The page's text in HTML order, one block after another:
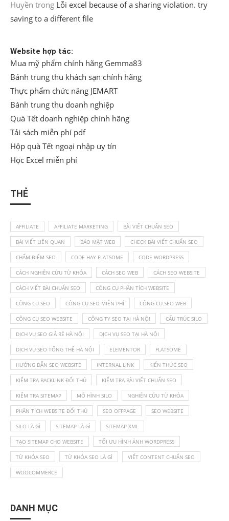
Huyền trong Lỗi excel because of a sharing violation. try
saving to a different file
Website hợp tác:
Mua mỹ phẩm chính hãng Gemma83
Bánh trung thu khách sạn chính hãng
Thực phẩm chức năng JEMART
Bánh trung thu doanh nghiệp
Quà Tết doanh nghiệp chính hãng
Tải sách miễn phí pdf
Hộp quà Tết ngoại nhập uy tín
Học Excel miễn phí
THẺ
AFFILIATE AFFILIATE MARKETING BÀI VIẾT CHUẨN SEO
BÀI VIẾT LIÊN QUAN BẢO MẬT WEB CHECK BÀI VIẾT CHUẨN SEO
CHẤM ĐIỂM SEO CODE HAY FLATSOME CODE WORDPRESS
CÁCH NGHIÊN CỨU TỪ KHÓA CÁCH SEO WEB CÁCH SEO WEBSITE
CÁCH VIẾT BÀI CHUẨN SEO CÔNG CỤ PHÂN TÍCH WEBSITE
CÔNG CỤ SEO CÔNG CỤ SEO MIỄN PHÍ CÔNG CỤ SEO WEB
CÔNG CỤ SEO WEBSITE CÔNG TY SEO TẠI HÀ NỘI CẤU TRÚC SILO
DỊCH VỤ SEO GIÁ RẺ HÀ NỘI DỊCH VỤ SEO TẠI HÀ NỘI
DỊCH VỤ SEO TỔNG THỂ HÀ NỘI ELEMENTOR FLATSOME
HƯỚNG DẪN SEO WEBSITE INTERNAL LINK KIẾN THỨC SEO
KIỂM TRA BACKLINK ĐỐI THỦ KIỂM TRA BÀI VIẾT CHUẨN SEO
KIỂM TRA SITEMAP MÔ HÌNH SILO NGHIÊN CỨU TỪ KHÓA
PHÂN TÍCH WEBSITE ĐỐI THỦ SEO OFFPAGE SEO WEBSITE
SILO LÀ GÌ SITEMAP LÀ GÌ SITEMAP XML
TẠO SITEMAP CHO WEBSITE TỐI ƯU HÌNH ẢNH WORDPRESS
TỪ KHÓA SEO TỪ KHÓA SEO LÀ GÌ VIẾT CONTENT CHUẨN SEO
WOOCOMMERCE
DANH MỤC